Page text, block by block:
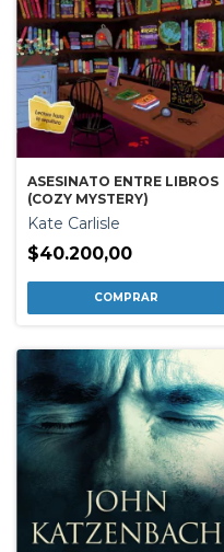
ASESINATO ENTRE LIBROS
(COZY MYSTERY)
Kate Carlisle
$40.200,00